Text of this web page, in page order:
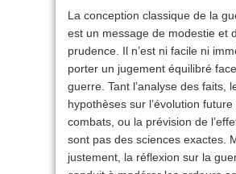
La conception classique de la
est un message de modestie et
prudence. Il n’est ni facile ni
porter un jugement équilibré
guerre. Tant l’analyse des faits,
hypothèses sur l’évolution future
combats, ou la prévision de
sont pas des sciences exactes.
justement, la réflexion sur la